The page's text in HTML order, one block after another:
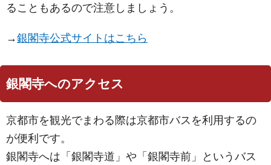
ることもあるので注意しましょう。
→銀閣寺公式サイトはこちら
銀閣寺へのアクセス
京都市を観光でまわる際は京都市バスを利用するの
が便利です。
銀閣寺へは「銀閣寺道」や「銀閣寺前」というバス